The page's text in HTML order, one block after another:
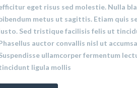
eget risus sed molestie. Nulla
metus ut sagittis. Etiam quis
Sed tristique facilisis felis ut
auctor convallis nisl ut
ullamcorper fermentum
ligula mollis